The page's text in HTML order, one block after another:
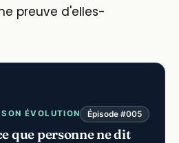
preuve d'elles-
ÉVOLUTION Épisode #005
que personne ne dit